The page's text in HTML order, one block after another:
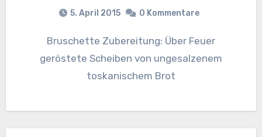
5. April 2015 0 Kommentare
Bruschette Zubereitung: Über Feuer
geröstete Scheiben von ungesalzenem
toskanischem Brot